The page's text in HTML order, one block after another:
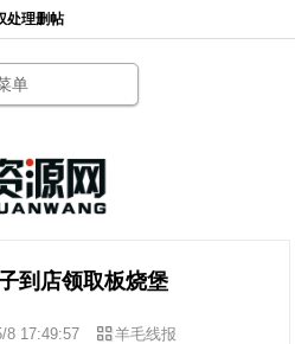
处理删帖
单
到店领取板烧堡
8 17:49:57 羊毛线报